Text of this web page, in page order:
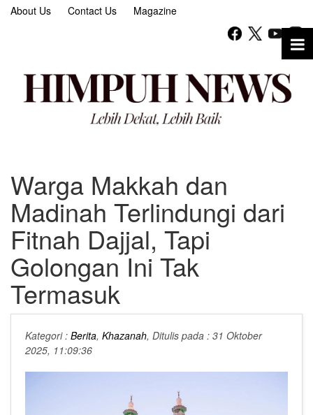
About Us Contact Us Magazine
Warga Makkah dan
Madinah Terlindungi dari
Fitnah Dajjal, Tapi
Golongan Ini Tak
Termasuk
Kategori : Berita, Khazanah, Ditulis pada : 31 Oktober
2025, 11:09:36